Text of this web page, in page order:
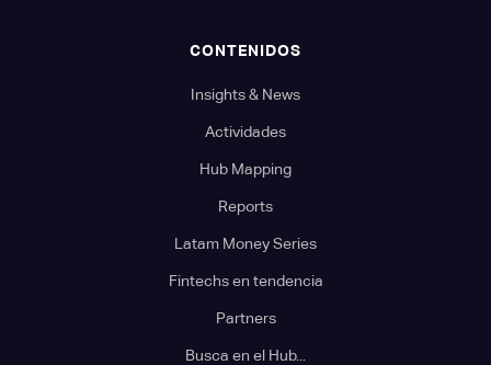
CONTENIDOS
Insights & News
Actividades
Hub Mapping
Reports
Latam Money Series
Fintechs en tendencia
Partners
Busca en el Hub...